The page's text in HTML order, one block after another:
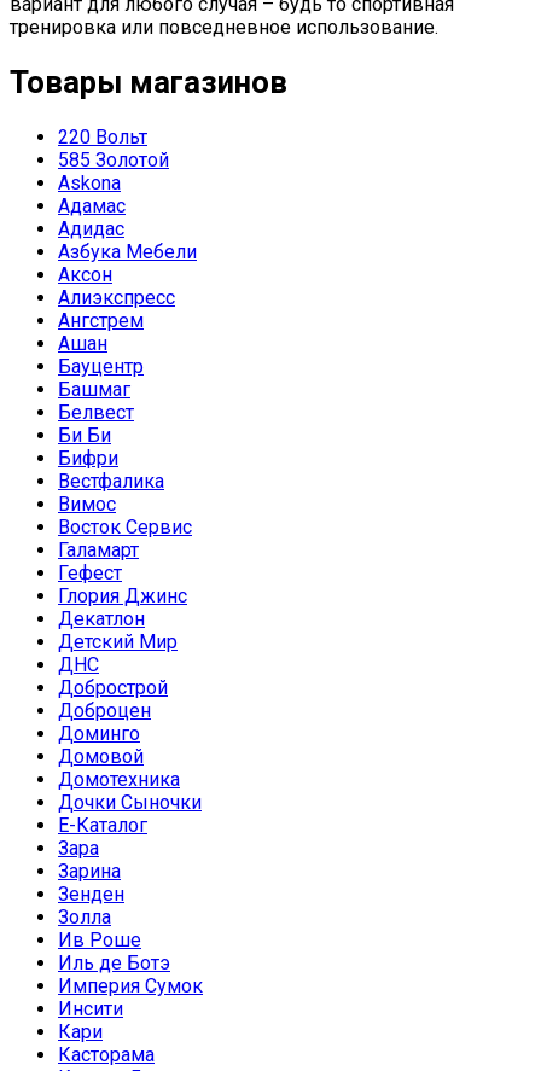
тренировка или повседневное использование.
Товары магазинов
220 Вольт
585 Золотой
Askona
Адамас
Адидас
Азбука Мебели
Аксон
Алиэкспресс
Ангстрем
Ашан
Бауцентр
Башмаг
Белвест
Би Би
Бифри
Вестфалика
Вимос
Восток Сервис
Галамарт
Гефест
Глория Джинс
Декатлон
Детский Мир
ДНС
Добрострой
Доброцен
Доминго
Домовой
Домотехника
Дочки Сыночки
Е-Каталог
Зара
Зарина
Зенден
Золла
Ив Роше
Иль де Ботэ
Империя Сумок
Инсити
Кари
Касторама